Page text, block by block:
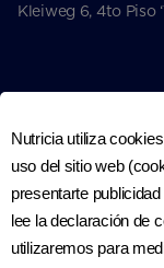
Kleiweg 6, 4to Piso
Aviso médico:La
incluyendo
videos,
predictiva o
Nutricia utiliza
uso del sitio web
presentarte
lee la declaración de
utilizaremos para